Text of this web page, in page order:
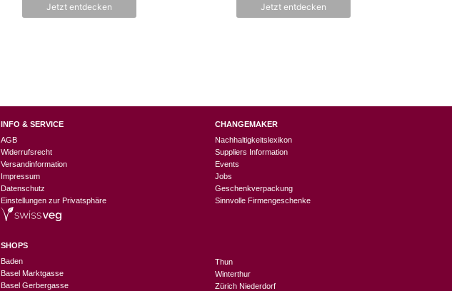
Jetzt entdecken
5
Jetzt entdecken
INFO & SERVICE
AGB
Widerrufsrecht
Versandinformation
Impressum
Datenschutz
Einstellungen zur Privatsphäre
SHOPS
Baden
Basel Marktgasse
Basel Gerbergasse
CHANGEMAKER
Nachhaltigkeitslexikon
Suppliers Information
Events
Jobs
Geschenkverpackung
Sinnvolle Firmengeschenke
Thun
Winterthur
Zürich Niederdorf